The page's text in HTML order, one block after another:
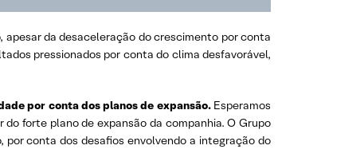
da desaceleração do crescimento por conta
pressionados por conta do clima desfavorável,
por conta dos planos de expansão. Esperamos
forte plano de expansão da companhia. O Grupo
conta dos desafios envolvendo a integração do